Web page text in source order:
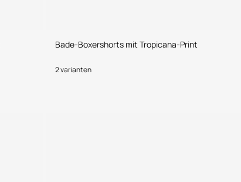
Bade-Boxershorts mit Tropicana-Print
2 varianten